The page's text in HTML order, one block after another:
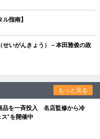
指南】
いがんきょう）－本田雅俊の政
もっと見る
品を一斉投入 名店監修から冷
”を開催中